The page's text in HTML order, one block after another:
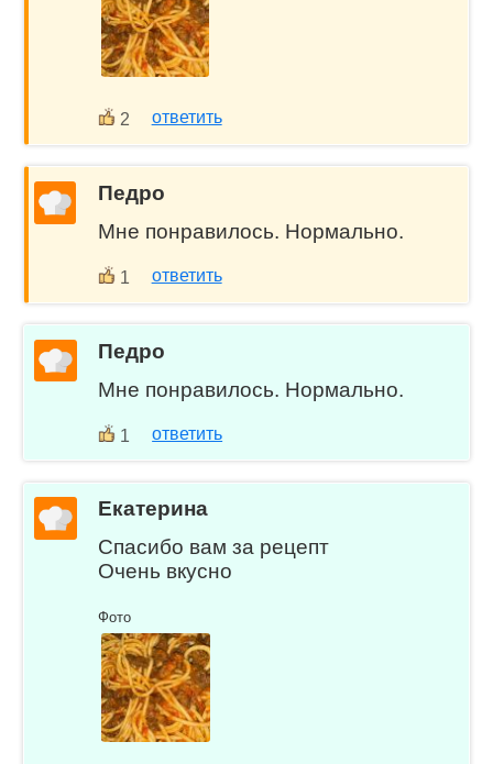
2 ответить
Педро
Мне понравилось. Нормально.
1 ответить
Педро
Мне понравилось. Нормально.
1 ответить
Екатерина
Спасибо вам за рецепт
Очень вкусно
Фото